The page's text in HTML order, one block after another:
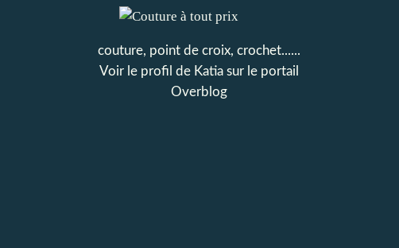
couture, point de croix, crochet......
Voir le profil de Katia sur le portail
Overblog